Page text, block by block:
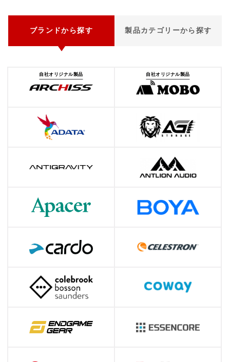
ブランドから探す 製品カテゴリーから探す
自社オリジナル製品 自社オリジナル製品